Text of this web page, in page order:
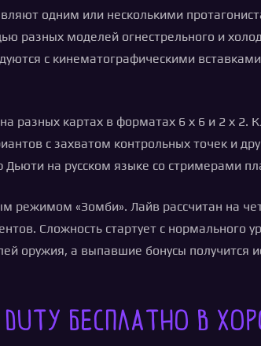
одним или несколькими
разных моделей огнестрельного и
с кинематографическими
картах в форматах 6 х 6 и 2 х 2.
с захватом контрольных точек и
на русском языке со стримерами
режимом «Зомби». Лайв рассчитан на
Сложность стартует с нормального
оружия, а выпавшие бонусы получится
бесплатно в